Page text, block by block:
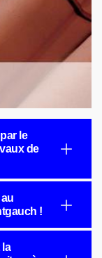
le
de
!
la